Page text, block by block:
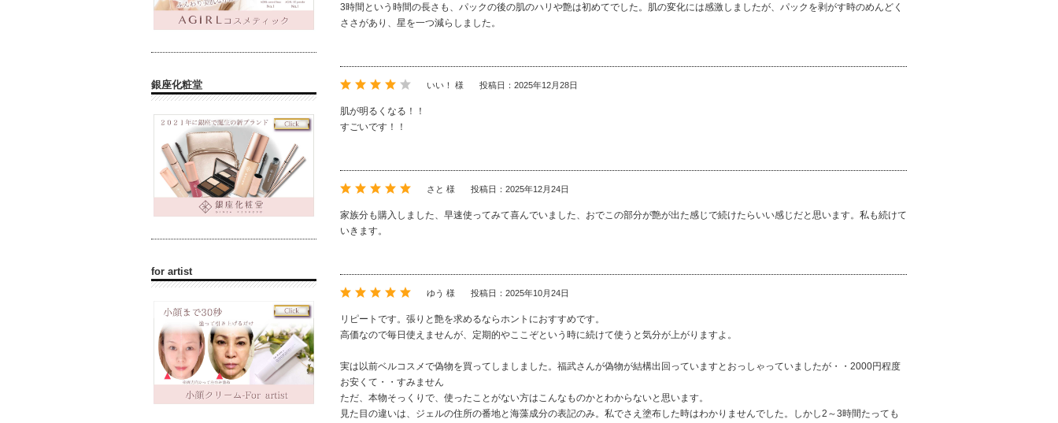
3時間という時間の長さも、パックの後の肌のハリや艶は初めてでした。肌の変化には感激しましたが、パックを剥がす時のめんどく
ささがあり、星を一つ減らしました。
いい！ 様 投稿日：2025年12月28日
肌が明るくなる！！
すごいです！！
さと 様 投稿日：2025年12月24日
家族分も購入しました、早速使ってみて喜んでいました、おでこの部分が艶が出た感じで続けたらいい感じだと思います。私も続けて
いきます。
ゆう 様 投稿日：2025年10月24日
リピートです。張りと艶を求めるならホントにおすすめです。
高価なので毎日使えませんが、定期的やここぞという時に続けて使うと気分が上がりますよ。
実は以前ベルコスメで偽物を買ってしましました。福武さんが偽物が結構出回っていますとおっしゃっていましたが・・2000円程度
お安くて・・すみません
ただ、本物そっくりで、使ったことがない方はこんなものかとわからないと思います。
見た目の違いは、ジェルの住所の番地と海藻成分の表記のみ。私でさえ塗布した時はわかりませんでした。しかし2～3時間たっても
銀座化粧堂
for artist